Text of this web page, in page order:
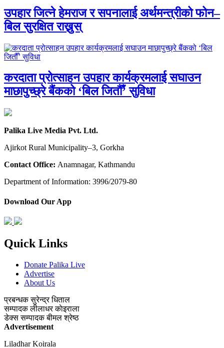
उपहार जित्ने हेमराज र सपनालाई अर्थमन्त्रीको फोन–
बिल सुरक्षित राख्नुस्
करदाता प्रोत्साहन उपहार कार्यक्रमलाई सघाउन
माछापुच्छ्रे बैंकको ‘बिल जितौँ’ सुविधा
Palika Live Media Pvt. Ltd.
Ajirkot Rural Municipality–3, Gorkha
Contact Office: Anamnagar, Kathmandu
Department of Information: 3996/2079-80
Download Our App
Quick Links
Donate Palika Live
Advertise
About Us
प्रबन्धकसुरेन्द्र धिताल
सम्पादकलीलाधर काेइराला
डेक्स सम्पादकबीमल श्रेष्ठ
Advertisement
Liladhar Koirala